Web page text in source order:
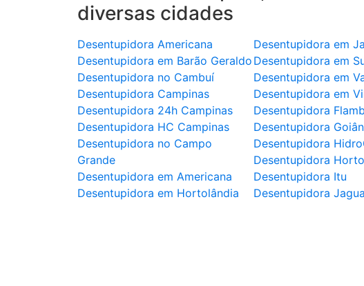
diversas cidades
Desentupidora Americana
Desentupidora em Barão Geraldo
Desentupidora no Cambuí
Desentupidora Campinas
Desentupidora 24h Campinas
Desentupidora HC Campinas
Desentupidora no Campo
Grande
Desentupidora em Americana
Desentupidora em Hortolândia
Desentupidora em
Desentupidora em
Desentupidora em
Desentupidora em
Desentupidora
Desentupidora
Desentupidora
Desentupidora
Desentupidora Itu
Desentupidora